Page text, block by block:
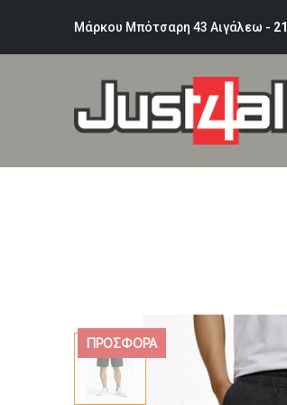
Μάρκου Μπότσαρη 43 Αιγάλεω -
ΠΡΟΣΦΟΡΆ